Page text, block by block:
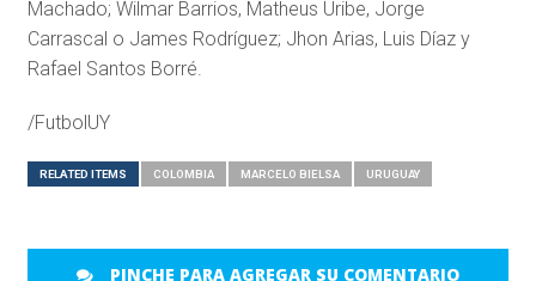
Machado; Wilmar Barrios, Matheus Uribe, Jorge
Carrascal o James Rodríguez; Jhon Arias, Luis Díaz y
Rafael Santos Borré.
/FutbolUY
RELATED ITEMS COLOMBIA MARCELO BIELSA URUGUAY
PINCHE PARA AGREGAR SU COMENTARIO